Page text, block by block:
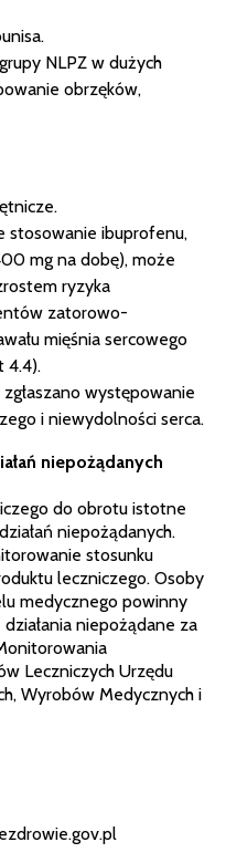
NLPZ w dużych
obrzęków,
stosowanie ibuprofenu,
mg na dobę), może
ryzyka
zatorowo-
mięśnia sercowego
4.4).
występowanie
i niewydolności serca.
niepożądanych
do obrotu istotne
niepożądanych.
stosunku
leczniczego. Osoby
medycznego powinny
niepożądane za
Leczniczych Urzędu
Wyrobów Medycznych i